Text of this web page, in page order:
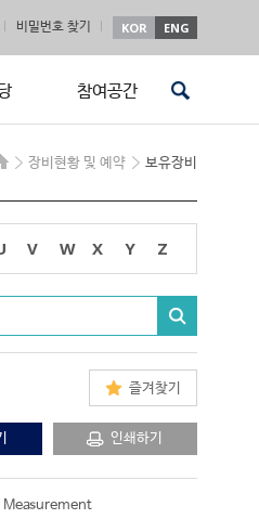
비밀번호 찾기 KOR ENG
참여공간
장비현황 및 예약 보유장비
V W X Y Z
즐겨찾기
인쇄하기
Measurement